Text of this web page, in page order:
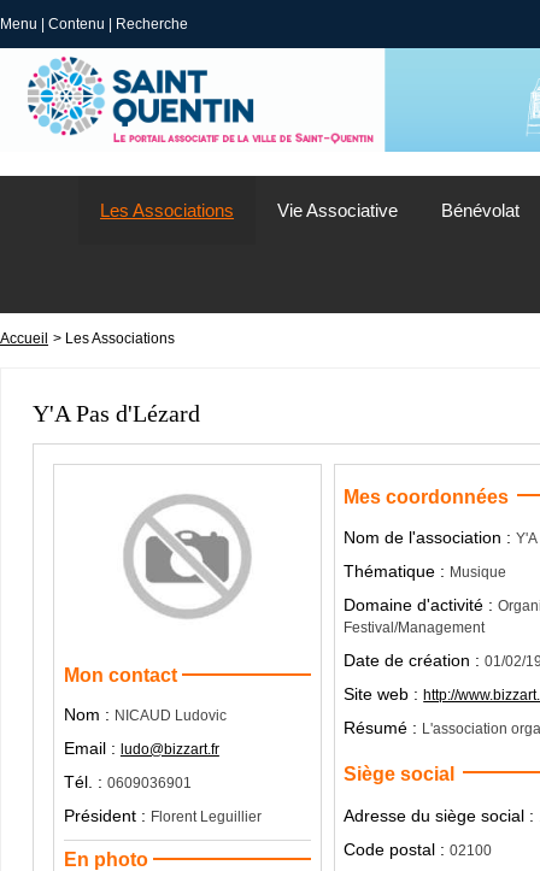
Menu Contenu Recherche
Les Associations Vie Associative Bénévolat
Accueil > Les Associations
Y'A Pas d'Lézard
Mon contact
Nom : NICAUD Ludovic
Email : ludo@bizzart.fr
Tél. : 0609036901
Président : Florent Leguillier
En photo
Mes coordonnées
Nom de l'association :
Thématique : Musique
Domaine d'activité :
Festival/Management
Date de création :01/02/
Site web :http://
Résumé : L'association
Siège social
Adresse du siège social :
Code postal :02100